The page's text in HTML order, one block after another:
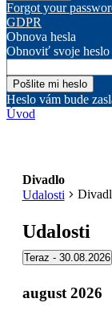
Forgot your
GDPR
Obnova hesla
Obnoviť svoje heslo
Heslo vám bude
Úvod
Divadlo
Udalosti
Udalosti
Teraz - 30.08.2026
august 2026